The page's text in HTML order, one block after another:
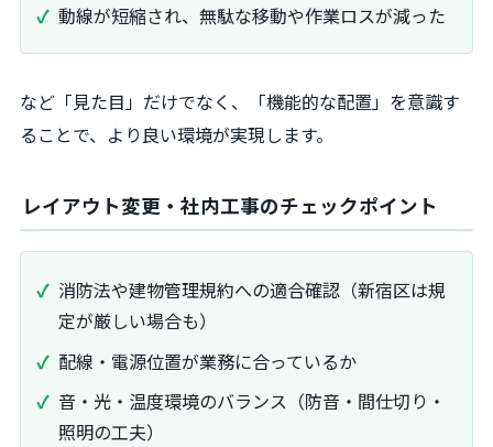
動線が短縮され、無駄な移動や作業ロスが減った
など「見た目」だけでなく、「機能的な配置」を意識す
ることで、より良い環境が実現します。
レイアウト変更・社内工事のチェックポイント
消防法や建物管理規約への適合確認（新宿区は規
定が厳しい場合も）
配線・電源位置が業務に合っているか
音・光・温度環境のバランス（防音・間仕切り・
照明の工夫）